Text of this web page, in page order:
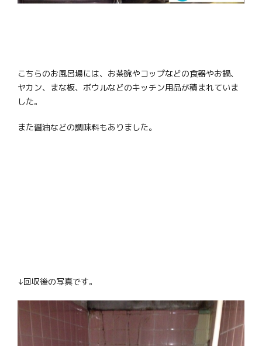
こちらのお風呂場には、お茶碗やコップなどの食器やお鍋、
ヤカン、まな板、ボウルなどのキッチン用品が積まれていま
した。
また醤油などの調味料もありました。
↓回収後の写真です。